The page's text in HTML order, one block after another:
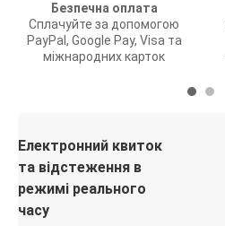
Безпечна оплата
Сплачуйте за допомогою
PayPal, Google Pay, Visa та
міжнародних карток
Електронний квиток
та відстеження в
режимі реального
часу